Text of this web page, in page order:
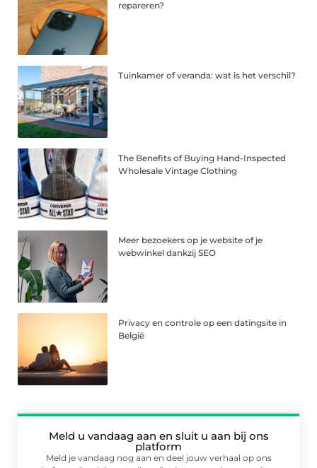
repareren?
Tuinkamer of veranda: wat is het verschil?
The Benefits of Buying Hand-Inspected
Wholesale Vintage Clothing
Meer bezoekers op je website of je
webwinkel dankzij SEO
Privacy en controle op een datingsite in
België
Meld u vandaag aan en sluit u aan bij ons
platform
Meld je vandaag nog aan en deel jouw verhaal op ons